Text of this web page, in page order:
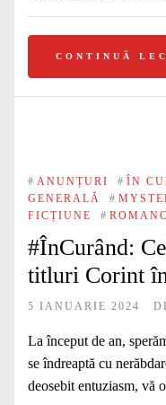
CONTINUĂ
# ANUNȚURI # ÎN
GENERALĂ
#
FICȚIUNE
#
#ÎnCurând:
titluri Corint
5 IANUARIE 2024
La început de an,
se îndreaptă cu
deosebit entuziasm, vă